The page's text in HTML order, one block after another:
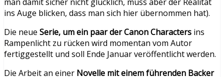
ins Auge blicken, dass man sich hier übernommen hat).
Die neue Serie, um ein paar der Canon Characters ins
Rampenlicht zu rücken wird momentan vom Autor
fertiggestellt und soll Ende Januar veröffentlicht werden.
Die Arbeit an einer Novelle mit einem führenden Backer